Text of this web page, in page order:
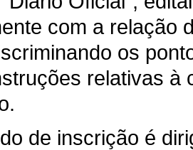
com a relação
os
relativas à
de inscrição é